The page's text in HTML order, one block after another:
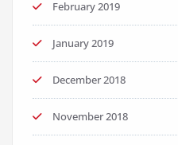
February 2019
January 2019
December 2018
November 2018